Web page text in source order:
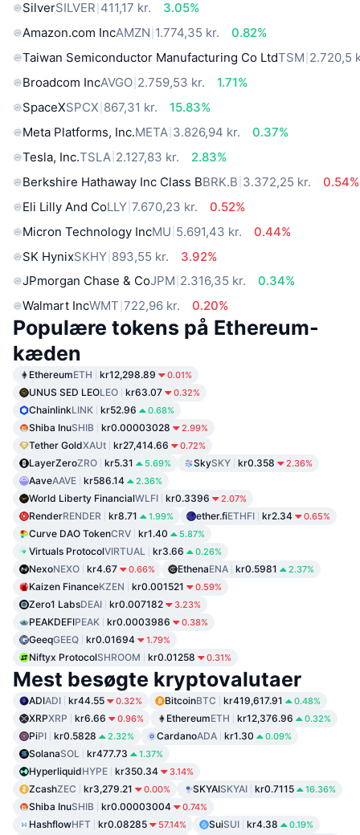
SilverSILVER 411,17 kr.
3.05%
Amazon.com IncAMZN 1.774,35 kr.
0.82%
Taiwan Semiconductor Manufacturing Co LtdTSM 2.720,5
Broadcom IncAVGO 2.759,53 kr.
1.71%
SpaceXSPCX 867,31 kr.
15.83%
Meta Platforms, Inc.META 3.826,94 kr.
0.37%
Tesla, Inc.TSLA 2.127,83 kr.
2.83%
Berkshire Hathaway Inc Class BBRK.B 3.372,25 kr.
0.54%
Eli Lilly And CoLLY 7.670,23 kr.
0.52%
Micron Technology IncMU 5.691,43 kr.
0.44%
SK HynixSKHY 893,55 kr.
3.92%
JPmorgan Chase & CoJPM 2.316,35 kr.
0.34%
Walmart IncWMT 722,96 kr. 0.20%
Populære tokens på Ethereum-
kæden
EthereumETH kr12,298.89 0.01%
UNUS SED LEOLEO kr63.07 0.32%
ChainlinkLINK kr52.96 0.68%
Shiba InuSHIB kr0.00003028 2.99%
Tether GoldXAUt kr27,414.66 0.72%
LayerZeroZRO kr5.31 5.69% SkySKY kr0.358 2.36%
AaveAAVE kr586.14 2.36%
World Liberty FinancialWLFI kr0.3396 2.07%
RenderRENDER kr8.71 1.99% ether.fiETHFI kr2.34 0.65%
Curve DAO TokenCRV kr1.40 5.87%
Virtuals ProtocolVIRTUAL kr3.66 0.26%
NexoNEXO kr4.67 0.66% EthenaENA kr0.5981 2.37%
Kaizen FinanceKZEN kr0.001521 0.59%
Zero1 LabsDEAI kr0.007182 3.23%
PEAKDEFIPEAK kr0.0003986 0.38%
GeeqGEEQ kr0.01694 1.79%
Niftyx ProtocolSHROOM kr0.01258 0.31%
Mest besøgte kryptovalutaer
ADIADI kr44.55 0.32% BitcoinBTC kr419,617.91 0.48%
XRPXRP kr6.66 0.96% EthereumETH kr12,376.96 0.32%
PiPI kr0.5828 2.32% CardanoADA kr1.30 0.09%
SolanaSOL kr477.73 1.37%
HyperliquidHYPE kr350.34 3.14%
ZcashZEC kr3,279.21 0.00% SKYAISKYAI kr0.7115 16.36%
Shiba InuSHIB kr0.00003004 0.74%
HashflowHFT kr0.08285 57.14% SuiSUI kr4.38 0.19%